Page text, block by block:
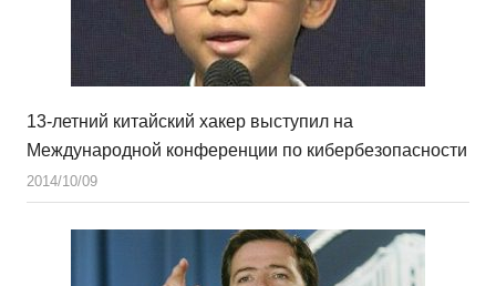
13-летний китайский хакер выступил на
Международной конференции по кибербезопасности
2014/10/09